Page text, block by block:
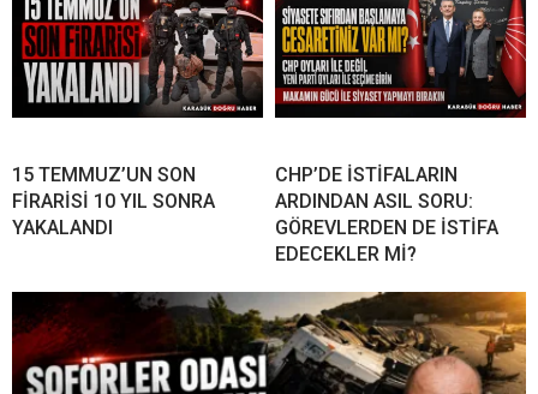
15 TEMMUZ’UN SON
FİRARİSİ 10 YIL SONRA
YAKALANDI
CHP’DE İSTİFALARIN
ARDINDAN ASIL SORU:
GÖREVLERDEN DE İSTİFA
EDECEKLER Mİ?